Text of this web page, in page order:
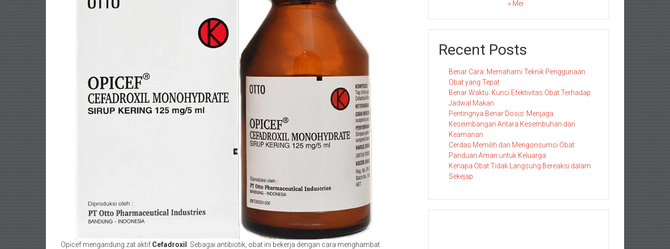
Opicef mengandung zat aktif Cefadroxil
. Sebagai antibiotik, obat ini bekerja dengan cara menghambat
« Mei
Recent Posts
Benar Cara: Memahami Teknik Penggunaan
Obat yang Tepat
Benar Waktu: Kunci Efektivitas Obat Terhadap
Jadwal Makan
Pentingnya Benar Dosis: Menjaga
Keseimbangan Antara Kesembuhan dan
Keamanan
Cerdas Memilih dan Mengonsumsi Obat:
Panduan Aman untuk Keluarga
Kenapa Obat Tidak Langsung Bereaksi dalam
Sekejap